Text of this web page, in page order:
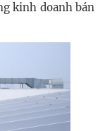
kinh doanh bán